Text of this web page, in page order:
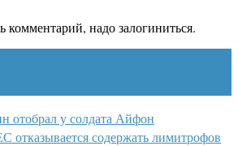
комментарий, надо залогиниться.
отобрал у солдата Айфон
отказывается содержать лимитрофов